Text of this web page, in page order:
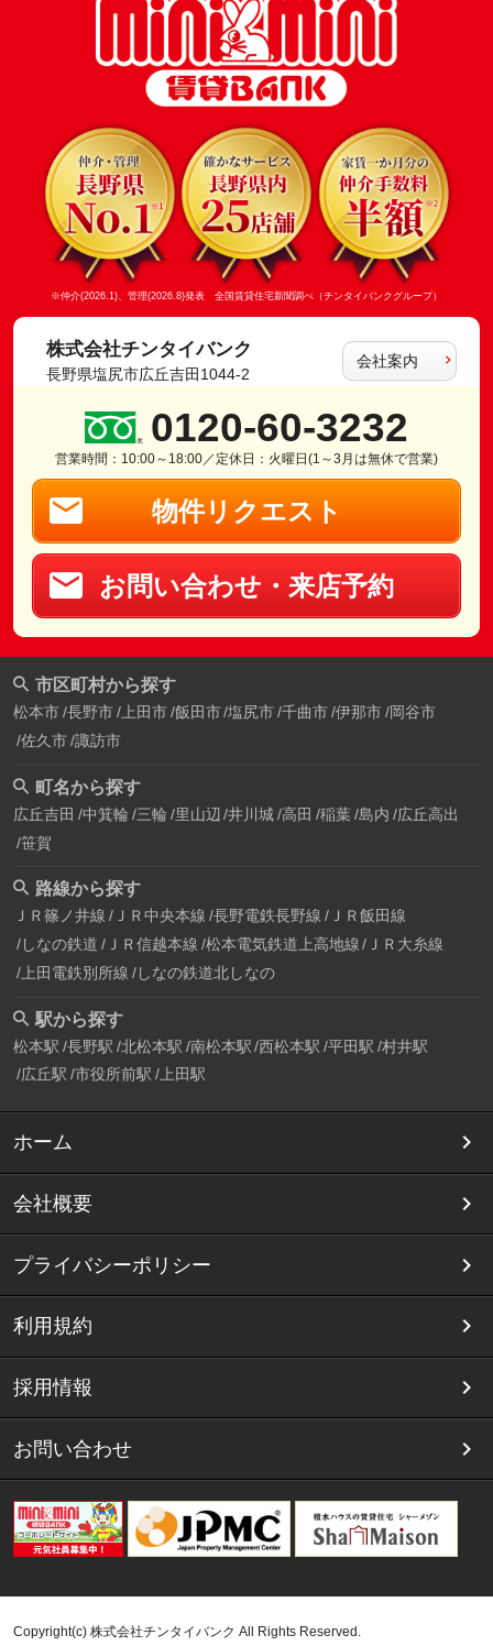
※仲介(2026.1)、管理(2026.8)発表 全国賃貸住宅新聞調べ（チンタイバンクグループ）
株式会社チンタイバンク
長野県塩尻市広丘吉田1044-2
会社案内
0120-60-3232
営業時間：10:00～18:00／定休日：火曜日(1～3月は無休で営業)
物件リクエスト
お問い合わせ・来店予約
市区町村から探す
松本市 長野市 上田市 飯田市 塩尻市 千曲市 伊那市 岡谷市
佐久市 諏訪市
町名から探す
広丘吉田 中箕輪 三輪 里山辺 井川城 高田 稲葉 島内 広丘高出
笹賀
路線から探す
ＪＲ篠ノ井線 ＪＲ中央本線 長野電鉄長野線 ＪＲ飯田線
しなの鉄道 ＪＲ信越本線 松本電気鉄道上高地線
ＪＲ大糸線
上田電鉄別所線 しなの鉄道北しなの
駅から探す
松本駅 長野駅 北松本駅 南松本駅 西松本駅 平田駅 村井駅
広丘駅 市役所前駅 上田駅
ホーム
会社概要
プライバシーポリシー
利用規約
採用情報
お問い合わせ
Copyright(c) 株式会社チンタイバンク All Rights Reserved.